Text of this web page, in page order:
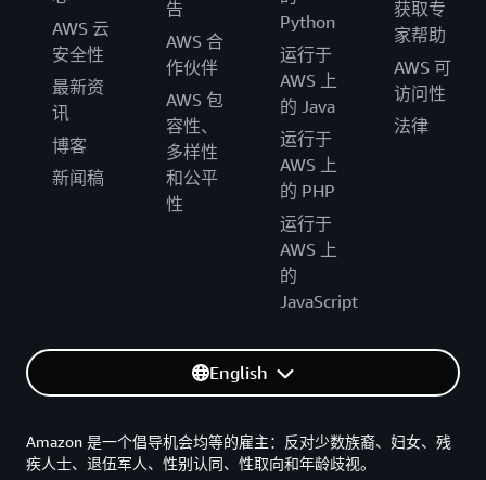
AWS 云
安全性
最新资
讯
博客
新闻稿
告
AWS 合
作伙伴
AWS 包
容性、
多样性
和公平
性
Python
运行于
AWS 上
的 Java
运行于
AWS 上
的 PHP
运行于
AWS 上
的
JavaScript
获取专
家帮助
AWS 可
访问性
法律
English
Amazon 是一个倡导机会均等的雇主：反对少数族裔、妇女、残
疾人士、退伍军人、性别认同、性取向和年龄歧视。